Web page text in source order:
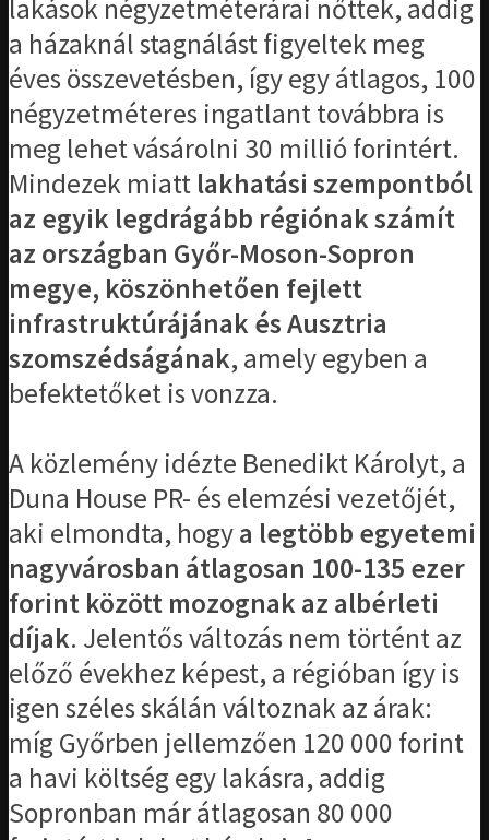
lakások négyzetméterárai nőttek, addig
a házaknál stagnálást figyeltek meg
éves összevetésben, így egy átlagos, 100
négyzetméteres ingatlant továbbra is
meg lehet vásárolni 30 millió forintért.
Mindezek miatt lakhatási szempontból
az egyik legdrágább régiónak számít
az országban Győr-Moson-Sopron
megye, köszönhetően fejlett
infrastruktúrájának és Ausztria
szomszédságának, amely egyben a
befektetőket is vonzza.
A közlemény idézte Benedikt Károlyt, a
Duna House PR- és elemzési vezetőjét,
aki elmondta, hogya legtöbb egyetemi
nagyvárosban átlagosan 100-135 ezer
forint között mozognak az albérleti
díjak. Jelentős változás nem történt az
előző évekhez képest, a régióban így is
igen széles skálán változnak az árak:
míg Győrben jellemzően 120 000 forint
a havi költség egy lakásra, addig
Sopronban már átlagosan 80 000